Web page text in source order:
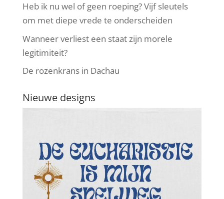
Heb ik nu wel of geen roeping? Vijf sleutels
om met diepe vrede te onderscheiden
Wanneer verliest een staat zijn morele
legitimiteit?
De rozenkrans in Dachau
Nieuwe designs